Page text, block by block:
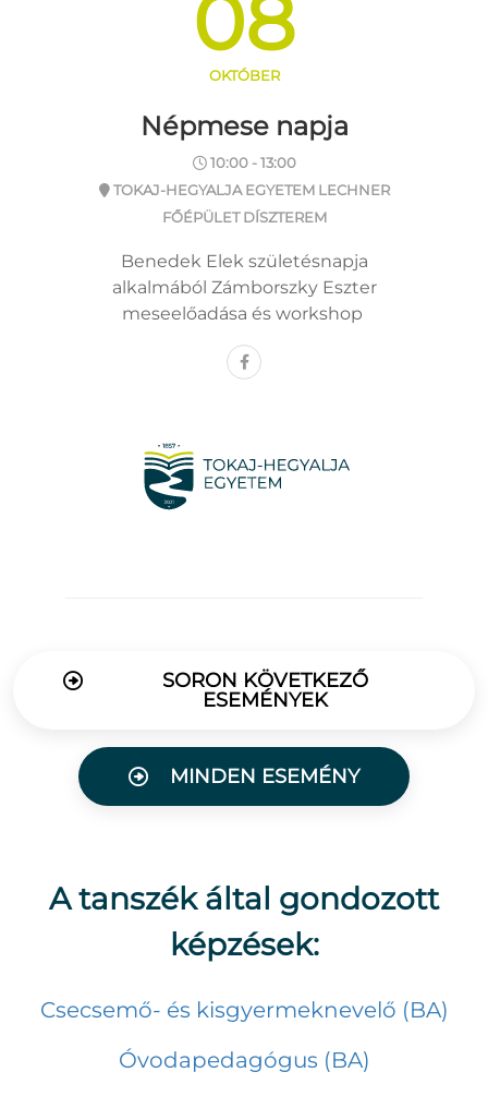
08
OKTÓBER
Népmese napja
10:00 - 13:00
TOKAJ-HEGYALJA EGYETEM LECHNER
FŐÉPÜLET DÍSZTEREM
Benedek Elek születésnapja
alkalmából Zámborszky Eszter
meseelőadása és workshop
SORON KÖVETKEZŐ
ESEMÉNYEK
MINDEN ESEMÉNY
A tanszék által gondozott
képzések:
Csecsemő- és kisgyermeknevelő (BA)
Óvodapedagógus (BA)